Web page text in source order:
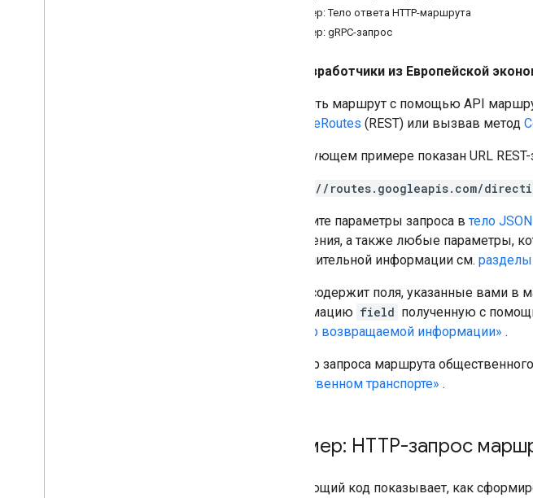
Пример: Тело ответа HTTP-маршрута
Пример: gRPC-запрос
Разработчики из Европейской
Получить маршрут с помощью API
computeRoutes (REST) ​​или вызвав метод
В следующем примере показан URL
https://routes.googleapis.com/
Включите параметры запроса в тело
назначения, а также любые параметры,
дополнительной информации см.
Ответ содержит поля, указанные вами в
информацию field полученную с
«Выбор возвращаемой информации» .
Пример запроса маршрута
общественном транспорте» .
Пример: HTTP-запрос
Следующий код показывает, как